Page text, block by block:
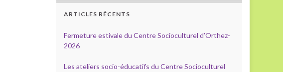
ARTICLES RÉCENTS
Fermeture estivale du Centre Socioculturel d’Orthez-
2026
Les ateliers socio-éducatifs du Centre Socioculturel